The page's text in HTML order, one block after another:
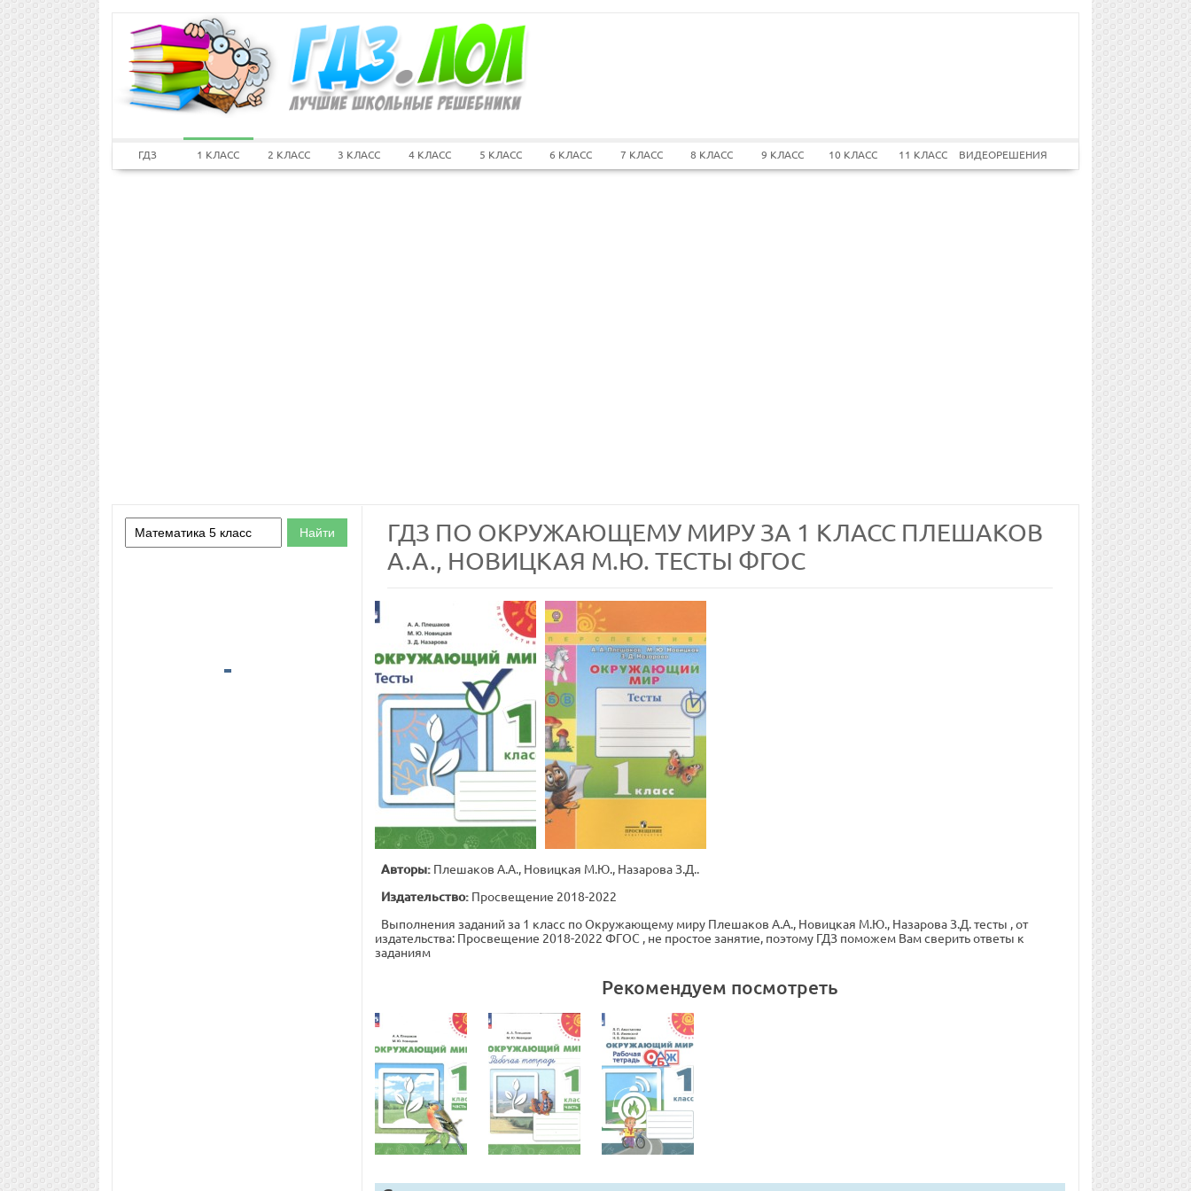
ГДЗ 1 КЛАСС 2 КЛАСС 3 КЛАСС 4 КЛАСС 5 КЛАСС 6 КЛАСС 7 КЛАСС 8 КЛАСС 9 КЛАСС 10 КЛАСС 11 КЛАСС ВИДЕОРЕШЕНИЯ
ГДЗ ПО ОКРУЖАЮЩЕМУ МИРУ ЗА 1 КЛАСС ПЛЕШАКОВ
А.А., НОВИЦКАЯ М.Ю. ТЕСТЫ ФГОС
Авторы: Плешаков А.А., Новицкая М.Ю., Назарова З.Д..
Издательство: Просвещение 2018-2022
Выполнения заданий за 1 класс по Окружающему миру Плешаков А.А., Новицкая М.Ю., Назарова З.Д. тесты , от
издательства: Просвещение 2018-2022 ФГОС , не простое занятие, поэтому ГДЗ поможем Вам сверить ответы к
заданиям
Рекомендуем посмотреть